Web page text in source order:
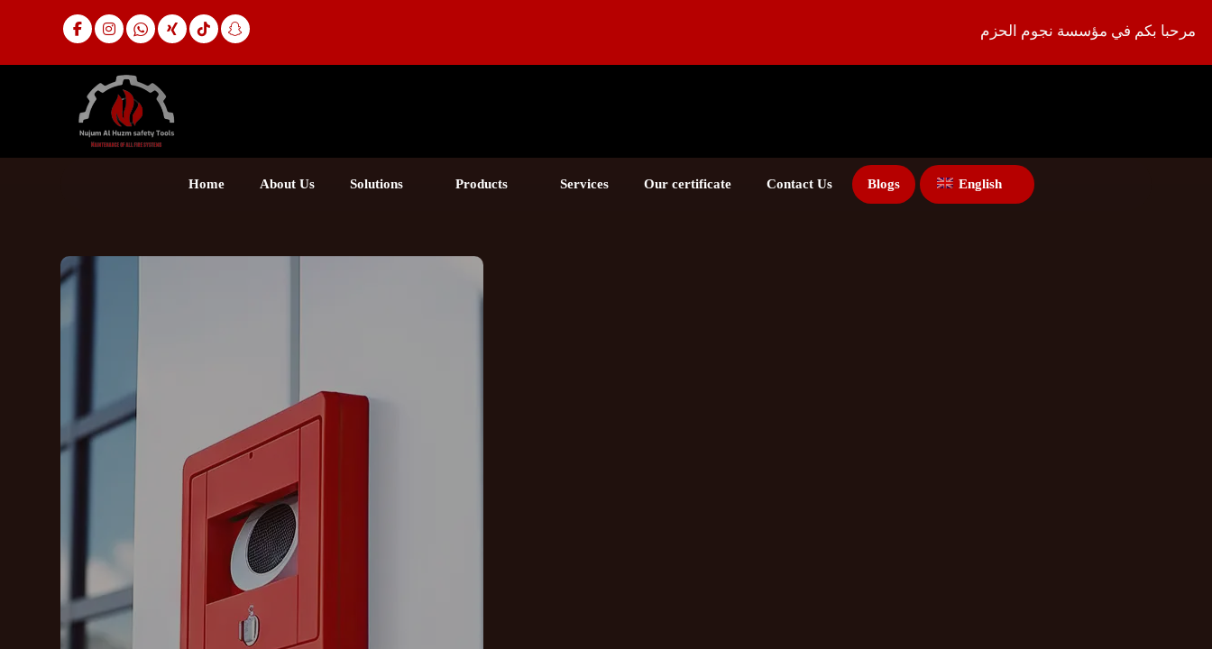
مرحبا بكم في مؤسسة نجوم الحزم
Home About Us Solutions Products Services Our certificate Contact Us Blogs English